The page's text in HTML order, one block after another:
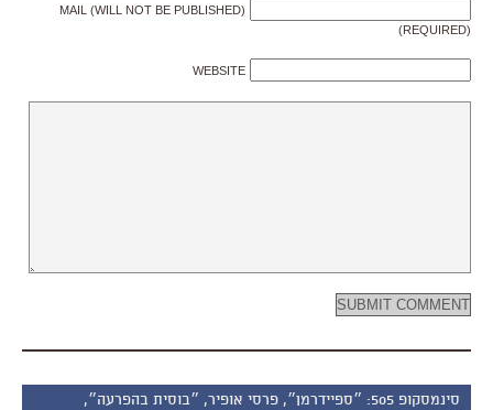
MAIL (WILL NOT BE PUBLISHED)
(REQUIRED)
WEBSITE
סינמסקופ 505: ״ספיידרמן״, פרסי אופיר, ״בוסית בהפרעה״,